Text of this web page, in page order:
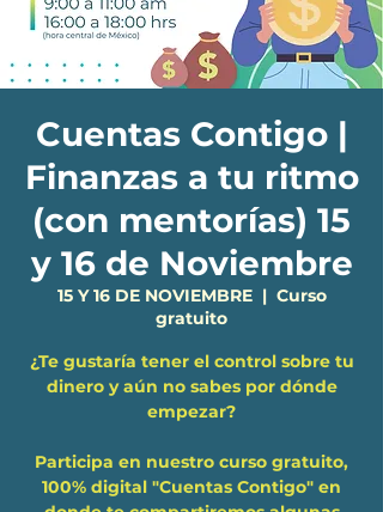
Cuentas Contigo |
Finanzas a tu ritmo
(con mentorías) 15
y 16 de Noviembre
15 Y 16 DE NOVIEMBRE
  |
Curso
gratuito
¿Te gustaría tener el control sobre tu
dinero y aún no sabes por dónde
empezar?
Participa en nuestro curso gratuito,
100% digital "Cuentas Contigo" en